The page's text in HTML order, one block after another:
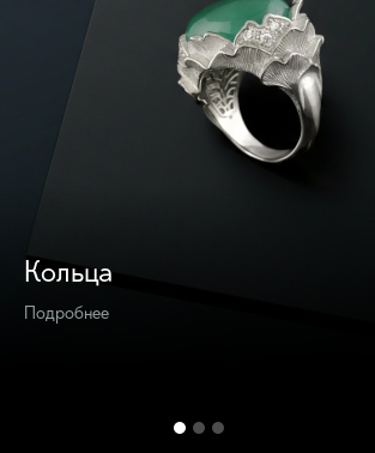
Кольца
Подробнее